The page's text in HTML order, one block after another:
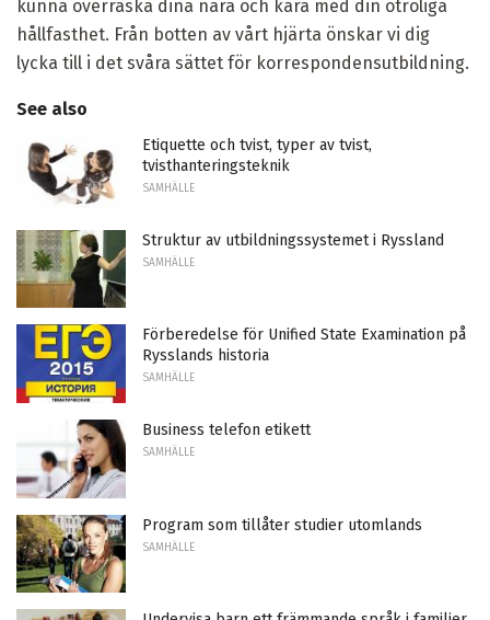
kunna överraska dina nära och kära med din otroliga
hållfasthet. Från botten av vårt hjärta önskar vi dig
lycka till i det svåra sättet för korrespondensutbildning.
See also
Etiquette och tvist, typer av tvist,
tvisthanteringsteknik
SAMHÄLLE
Struktur av utbildningssystemet i Ryssland
SAMHÄLLE
Förberedelse för Unified State Examination på
Rysslands historia
SAMHÄLLE
Business telefon etikett
SAMHÄLLE
Program som tillåter studier utomlands
SAMHÄLLE